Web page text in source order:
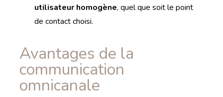
utilisateur homogène, quel que soit le point
de contact choisi.
Avantages de la
communication
omnicanale